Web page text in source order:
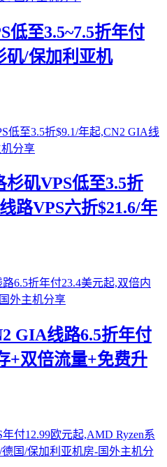
低至3.5~7.5折年付
矶/保加利亚机
矶VPS低至3.5折
路VPS六折$21.6/年
GIA线路6.5折年付
+双倍流量+免费升